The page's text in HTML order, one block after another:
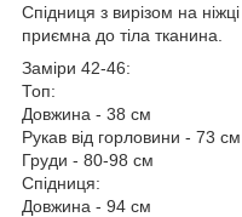
Спідниця з вирізом на
приємна до тіла тканина.
Заміри 42-46:
Топ:
Довжина - 38 см
Рукав від горловини - 73 см
Груди - 80-98 см
Спідниця:
Довжина - 94 см